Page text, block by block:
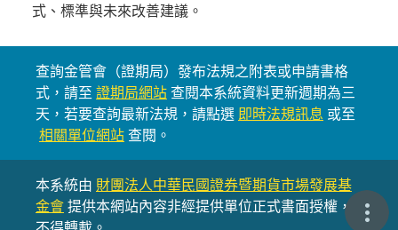
式、標準與未來改善建議。
查詢金管會（證期局）發布法規之附表或申請書格
式，請至 證期局網站 查閱本系統資料更新週期為三
天，若要查詢最新法規，請點選 即時法規訊息 或至
相關單位網站 查閱。
本系統由 財團法人中華民國證券暨期貨市場發展基
金會提供本網站內容非經提供單位正式書面授權，